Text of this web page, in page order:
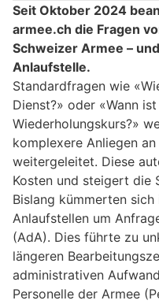
Seit Oktober 2024
armee.ch die Fragen
Schweizer Armee –
Anlaufstelle.
Standardfragen wie
Dienst?» oder «Wann
Wiederholungskurs?»
komplexere Anliegen
weitergeleitet. Diese
Kosten und steigert die
Bislang kümmerten
Anlaufstellen um
(AdA). Dies führte zu
längeren
administrativen
Personelle der Armee